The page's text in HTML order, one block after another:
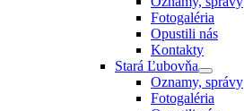
Fotogaléria
Opustili nás
Kontakty
Stará Ľubovňa
Oznamy, správy
Fotogaléria